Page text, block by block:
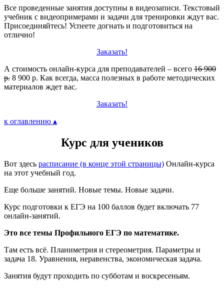
Все проведенные занятия доступны в видеозаписи. Текстовый
учебник с видеопримерами и задачи для тренировки ждут вас.
Присоединяйтесь! Успеете догнать и подготовиться на
отлично!
Заказать!
А стоимость онлайн-курса для преподавателей – всего 16 900
р. 8 900 р. Как всегда, масса полезных в работе методических
материалов ждет вас.
Заказать!
к оглавлению ▴
Курс для учеников
Вот здесь расписание (в конце этой страницы) Онлайн-курса
на этот учебный год.
Еще больше занятий. Новые темы. Новые задачи.
Курс подготовки к ЕГЭ на 100 баллов будет включать 77
онлайн-занятий.
Это все темы Профильного ЕГЭ по математике.
Там есть всё. Планиметрия и стереометрия. Параметры и
задача 18. Уравнения, неравенства, экономическая задача.
Занятия будут проходить по субботам и воскресеньям.